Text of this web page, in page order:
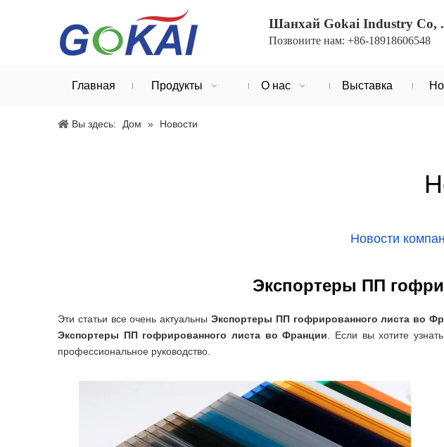
Шанхай Gokai Industry Co,
Позвоните нам: +86-18918606548
Главная Продукты О нас Выставка
Вы здесь: Дом » Новости
Новости
Экспортеры ПП
Эти статьи все очень актуальны Экспортеры ПП гофрированного листа во
Экспортеры ПП гофрированного листа во Франции . Если вы хотите
профессиональное руководство.